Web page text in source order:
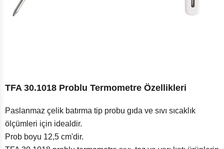
TFA 30.1018 Problu Termometre Özellikleri
Paslanmaz çelik batırma tip probu gıda ve sıvı sıcaklık
ölçümleri için idealdir.
Prob boyu 12,5 cm'dir.